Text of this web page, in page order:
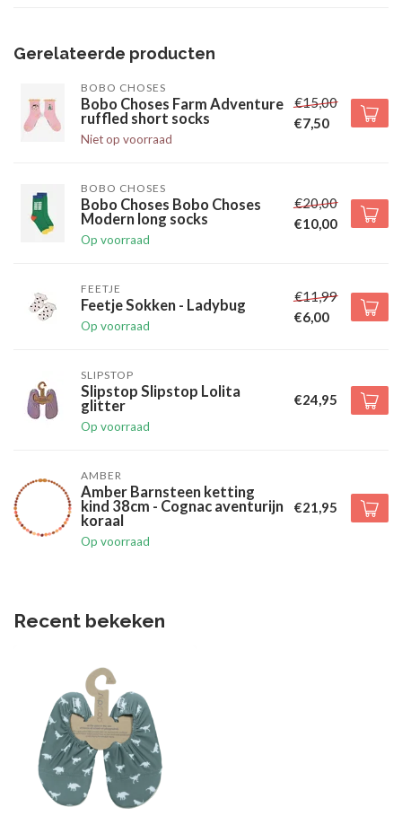
Gerelateerde producten
BOBO CHOSES
Bobo Choses Farm Adventure
ruffled short socks
Niet op voorraad
€15,00
€7,50
BOBO CHOSES
Bobo Choses Bobo Choses
Modern long socks
Op voorraad
€20,00
€10,00
FEETJE
Feetje Sokken - Ladybug
Op voorraad
€11,99
€6,00
SLIPSTOP
Slipstop Slipstop Lolita
glitter
Op voorraad
€24,95
AMBER
Amber Barnsteen ketting
kind 38cm - Cognac aventurijn
koraal
Op voorraad
€21,95
Recent bekeken